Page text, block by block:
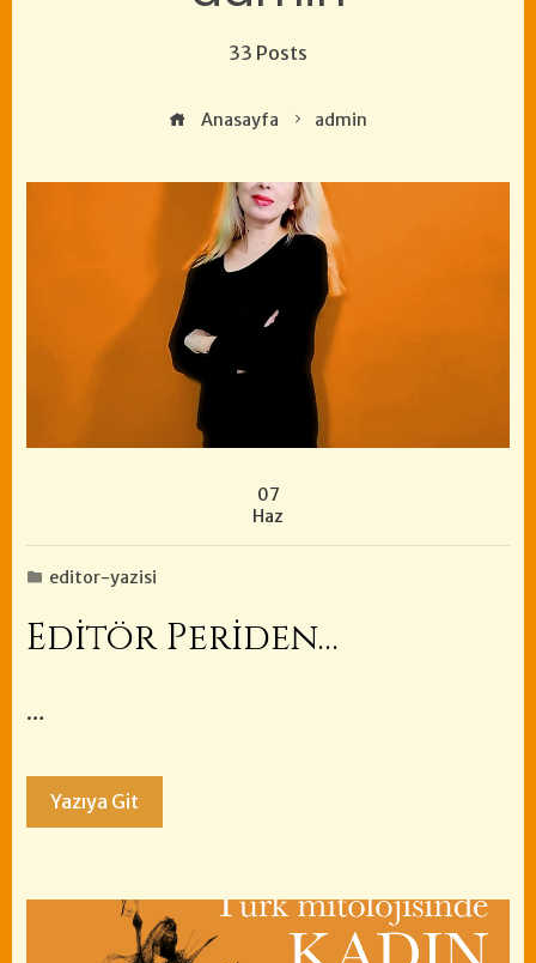
33 Posts
Anasayfa admin
07
Haz
editor-yazisi
Editör Periden…
…
Yazıya Git